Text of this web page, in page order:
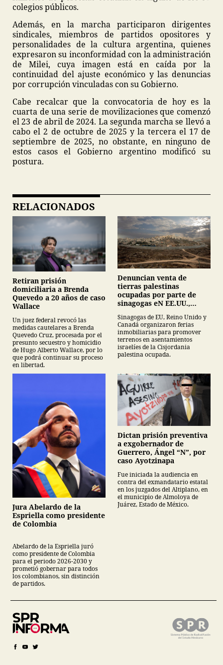
colegios públicos.
Además, en la marcha participaron dirigentes
sindicales, miembros de partidos opositores y
personalidades de la cultura argentina, quienes
expresaron su inconformidad con la administración
de Milei, cuya imagen está en caída por la
continuidad del ajuste económico y las denuncias
por corrupción vinculadas con su Gobierno.
Cabe recalcar que la convocatoria de hoy es la
cuarta de una serie de movilizaciones que comenzó
el 23 de abril de 2024. La segunda marcha se llevó a
cabo el 2 de octubre de 2025 y la tercera el 17 de
septiembre de 2025, no obstante, en ninguno de
estos casos el Gobierno argentino modificó su
postura.
RELACIONADOS
Retiran prisión
domiciliaria a Brenda
Quevedo a 20 años de caso
Wallace
Un juez federal revocó las
medidas cautelares a Brenda
Quevedo Cruz, procesada por el
presunto secuestro y homicidio
de Hugo Alberto Wallace, por lo
que podrá continuar su proceso
en libertad.
Denuncian venta de
tierras palestinas
ocupadas por parte de
sinagogas eN EE.UU.,
Sinagogas de EU, Reino Unido y
Canadá organizaron ferias
inmobiliarias para promover
terrenos en asentamientos
israelíes de la Cisjordania
palestina ocupada.
Jura Abelardo de la
Espriella como presidente
de Colombia
Abelardo de la Espriella juró
como presidente de Colombia
para el periodo 2026-2030 y
prometió gobernar para todos
los colombianos, sin distinción
de partidos.
Dictan prisión preventiva
a exgobernador de
Guerrero, Ángel “N”, por
caso Ayotzinapa
Fue iniciada la audiencia en
contra del exmandatario estatal
en los juzgados del Altiplano, en
el municipio de Almoloya de
Juárez, Estado de México.